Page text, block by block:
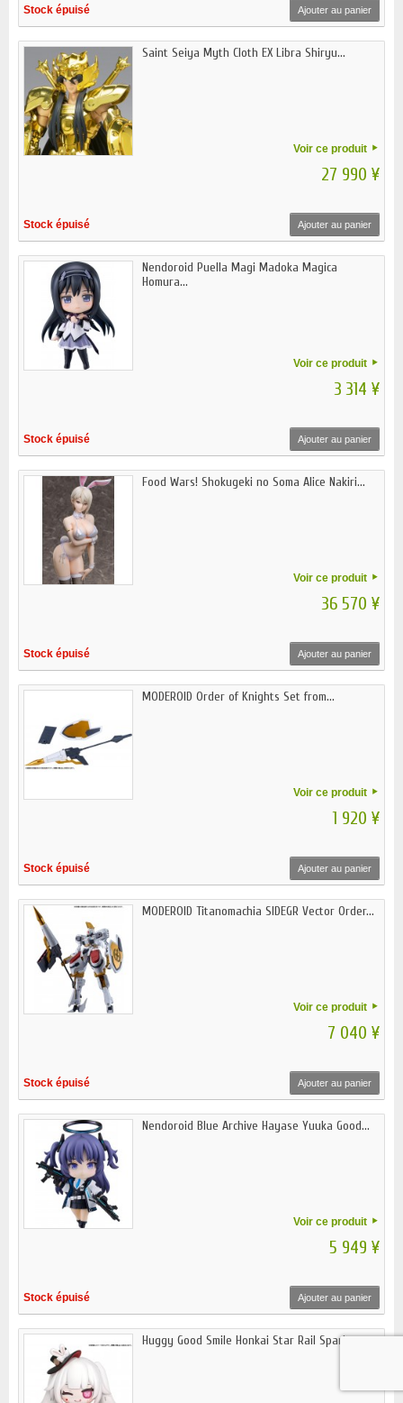
Stock épuisé Ajouter au panier
Saint Seiya Myth Cloth EX Libra Shiryu...
Voir ce produit
27 990 ¥
Stock épuisé Ajouter au panier
Nendoroid Puella Magi Madoka Magica
Homura...
Voir ce produit
3 314 ¥
Stock épuisé Ajouter au panier
Food Wars! Shokugeki no Soma Alice Nakiri...
Voir ce produit
36 570 ¥
Stock épuisé Ajouter au panier
MODEROID Order of Knights Set from...
Voir ce produit
1 920 ¥
Stock épuisé Ajouter au panier
MODEROID Titanomachia SIDEGR Vector Order...
Voir ce produit
7 040 ¥
Stock épuisé Ajouter au panier
Nendoroid Blue Archive Hayase Yuuka Good...
Voir ce produit
5 949 ¥
Stock épuisé Ajouter au panier
Huggy Good Smile Honkai Star Rail Spark...